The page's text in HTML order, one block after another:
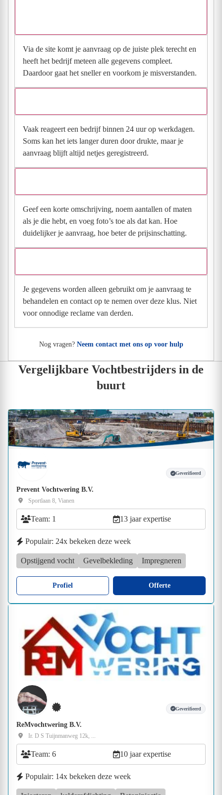
Via de site komt je aanvraag op de juiste plek terecht en
heeft het bedrijf meteen alle gegevens compleet.
Daardoor gaat het sneller en voorkom je misverstanden.
Vaak reageert een bedrijf binnen 24 uur op werkdagen.
Soms kan het iets langer duren door drukte, maar je
aanvraag blijft altijd netjes geregistreerd.
Geef een korte omschrijving, noem aantallen of maten
als je die hebt, en voeg foto’s toe als dat kan. Hoe
duidelijker je aanvraag, hoe beter de prijsinschatting.
Je gegevens worden alleen gebruikt om je aanvraag te
behandelen en contact op te nemen over deze klus. Niet
voor onnodige reclame van derden.
Nog vragen? Neem contact met ons op voor hulp
Vergelijkbare Vochtbestrijders in de
buurt
Geverifieerd
Prevent Vochtwering B.V.
Sportlaan 8, Vianen
Team: 1 13 jaar expertise
Populair: 24x bekeken deze week
Opstijgend vocht Gevelbekleding Impregneren
Profiel Offerte
Geverifieerd
ReMvochtwering B.V.
Ir. D S Tuijnmanweg 12k, ...
Team: 6 10 jaar expertise
Populair: 14x bekeken deze week